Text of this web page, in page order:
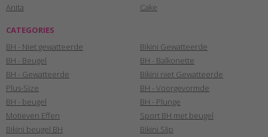
Anita
Cake
CATEGORIES
BH - Niet gewatteerde
BH - Beugel
BH - Gewatteerde
Plus-Size
BH - beugel
Motieven Effen
Bikini beugel BH
Bikini Gewatteerde
BH - Balkonette
Bikini niet Gewatteerde
BH - Voorgevormde
BH - Plunge
Sport BH met beugel
Bikini Slip